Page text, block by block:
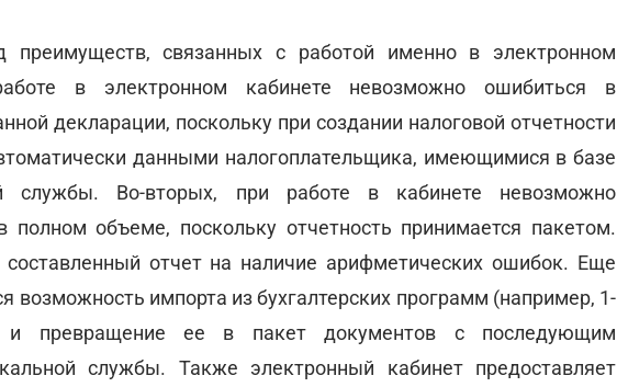
связанных с работой именно в электронном
в электронном кабинете невозможно ошибиться в
декларации, поскольку при создании налоговой отчетности
данными налогоплательщика, имеющимися в базе
службы. Во-вторых, при работе в кабинете невозможно
полном объеме, поскольку отчетность принимается пакетом.
отчет на наличие арифметических ошибок. Еще
возможность импорта из бухгалтерских программ (например, 1-
и превращение ее в пакет документов с последующим
службы. Также электронный кабинет предоставляет